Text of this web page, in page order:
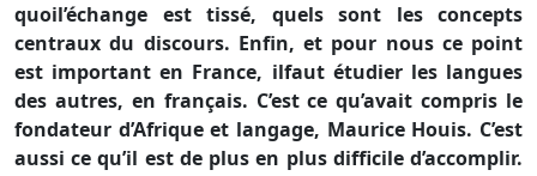
quoil’échange est tissé, quels sont les concepts
centraux du discours. Enfin, et pour nous ce point
est important en France, ilfaut étudier les langues
des autres, en français. C’est ce qu’avait compris le
fondateur d’Afrique et langage, Maurice Houis. C’est
aussi ce qu’il est de plus en plus difficile d’accomplir.